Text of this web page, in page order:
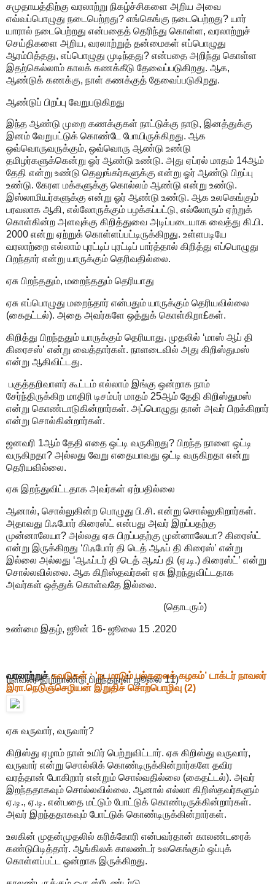
சமுதாயத்திற்கு வரலாற்று நிகழ்ச்சிகளை அறிய அவை
எவ்வப்பொழுது நடைபெற்றது? எங்கெங்கு நடைபெற்றது? யார்
யாரால் நடைபெற்றது என்பதைத் தெரிந்து கொள்ள, வரலாற்றுச்
செய்திகளை அறிய, வரலாற்றுத் தன்மைகள் எப்பொழுது
ஆரம்பித்தது, எப்பொழுது முடிந்தது? என்பதை அறிந்து கொள்ள
இதற்கெல்லாம் காலக் கணக்கீடு தேவைப்படுகிறது. ஆக,
ஆண்டுக் கணக்கு, நாள் கணக்குத் தேவைப்படுகிறது.
ஆண்டுப் பிறப்பு வேறுபடுகிறது
இந்த ஆண்டு முறை கணக்குகள் நாட்டுக்கு நாடு, இனத்துக்கு
இனம் வேறுபட்டுக் கொண்டே போயிருக்கிறது. ஆக
ஒவ்வொருவருக்கும், ஒவ்வொரு ஆண்டு உண்டு
தமிழர்களுக்கென்று ஓர் ஆண்டு உண்டு. அது ஏப்ரல் மாதம் 14ஆம்
தேதி என்று உண்டு தெலுங்கர்களுக்கு என்று ஓர் ஆண்டு பிறப்பு
உண்டு. கேரள மக்களுக்கு கொல்லம் ஆண்டு என்று உண்டு.
இஸ்லாமியர்களுக்கு என்று ஓர் ஆண்டு உண்டு. ஆக உலகெங்கும்
பரவலாக ஆகி, எல்லோருக்கும் பழக்கப்பட்டு, எல்லோரும் ஏற்றுக்
கொள்கின்ற அளவுக்கு கிறித்துவை அடிப்படையாக வைத்து கி.பி.
2000 என்று ஏற்றுக் கொள்ளப்பட்டிருக்கிறது. உள்ளபடியே
வரலாற்றை எல்லாம் புரட்டிப் புரட்டிப் பார்த்தால் கிறித்து எப்பொழுது
பிறந்தார் என்று யாருக்கும் தெரிவதில்லை.
ஏசு பிறந்ததும், மறைந்ததும் தெரியாது
ஏசு எப்பொழுது மறைந்தார் என்பதும் யாருக்கும் தெரியவில்லை
(கைதட்டல்). அதை அவர்களே ஒத்துக் கொள்கிறா£கள்.
கிறித்து பிறந்ததும் யாருக்கும் தெரியாது. முதலில் ‘மாஸ் ஆப் தி
கிரைசஸ்’ என்று வைத்தார்கள். நாளடைவில் அது கிறிஸ்துமஸ்
என்று ஆகிவிட்டது.
பகுத்தறிவாளர் கூட்டம் எல்லாம் இங்கு ஒன்றாக நாம்
சேர்ந்திருக்கிற மாதிரி டிசம்பர் மாதம் 25ஆம் தேதி கிறிஸ்துமஸ்
என்று கொண்டாடுகின்றார்கள். அப்பொழுது தான் அவர் பிறக்கிறார்
என்று சொல்கின்றார்கள்.
ஜனவரி 1ஆம் தேதி எதை ஒட்டி வருகிறது? பிறந்த நாளை ஒட்டி
வருகிறதா? அல்லது வேறு எதையாவது ஒட்டி வருகிறதா என்று
தெரியவில்லை.
ஏசு இறந்துவிட்டதாக அவர்கள் ஏற்பதில்லை
ஆனால், சொல்லுகின்ற பொழுது பி.சி. என்று சொல்லுகிறார்கள்.
அதாவது பிஃபோர் கிரைஸ்ட் என்பது அவர் இறப்பதற்கு
முன்னாலேயா? அல்லது ஏசு பிறப்பதற்கு முன்னாலேயா? கிரைஸ்ட்
என்று இருக்கிறது ‘பிஃபோர் தி டெத் ஆஃப் தி கிரைஸ்’ என்று
இல்லை அல்லது ‘ஆஃப்டர் தி டெத் ஆஃப் தி (ஏ.டி.) கிரைஸ்ட்’ என்று
சொல்லவில்லை. ஆக கிறிஸ்தவர்கள் ஏசு இறந்துவிட்டதாக
அவர்கள் ஒத்துக் கொள்வதே இல்லை.
(தொடரும்)
உண்மை இதழ், ஜூன் 16- ஜூலை 15 .2020
வரலாற்றுச்சுவடுகள் : 'நடமாடும் பல்கலைக் கழகம்’ டாக்டர் நாவலர்
இரா.நெடுஞ்செழியன் இறுதிச் சொற்பொழிவு (2)
(நாவலர் நூற்றாண்டு பிறந்தநாள் ஜூலை 11)
ஏசு வருவார், வருவார்?
கிறிஸ்து ஏழாம் நாள் உயிர் பெற்றுவிட்டார். ஏசு கிறிஸ்து வருவார்,
வருவார் என்று சொல்லிக் கொண்டிருக்கின்றார்களே தவிர
வரத்தான் போகிறார் என்றும் சொல்வதில்லை (கைதட்டல்). அவர்
இறந்ததாகவும் சொல்லவில்லை. ஆனால் எல்லா கிறிஸ்தவர்களும்
ஏ.டி., ஏ.டி. என்பதை மட்டும் போட்டுக் கொண்டிருக்கின்றார்கள்.
அவர் இறந்ததாகவும் போட்டுக் கொண்டிருக்கின்றார்கள்.
உலகின் முதன்முதலில் கரிக்கோரி என்பவர்தான் காலண்டரைக்
கண்டுபிடித்தார். ஆங்கிலக் காலண்டர் உலகெங்கும் ஒப்புக்
கொள்ளப்பட்ட ஒன்றாக இருக்கிறது.